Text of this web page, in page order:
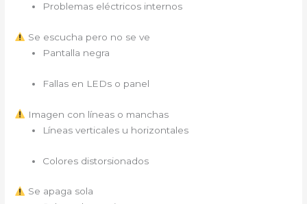
Problemas eléctricos internos
Se escucha pero no se ve
Pantalla negra
Fallas en LEDs o panel
Imagen con líneas o manchas
Líneas verticales u horizontales
Colores distorsionados
Se apaga sola